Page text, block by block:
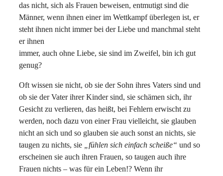
das nicht, sich als Frauen beweisen, entmutigt sind die
Männer, wenn ihnen einer im Wettkampf überlegen ist, er
steht ihnen nicht immer bei der Liebe und manchmal steht
er ihnen
immer, auch ohne Liebe, sie sind im Zweifel, bin ich gut
genug?
Oft wissen sie nicht, ob sie der Sohn ihres Vaters sind und
ob sie der Vater ihrer Kinder sind, sie schämen sich, ihr
Gesicht zu verlieren, das heißt, bei Fehlern erwischt zu
werden, noch dazu von einer Frau vielleicht, sie glauben
nicht an sich und so glauben sie auch sonst an nichts, sie
taugen zu nichts, sie
„fühlen sich einfach scheiße“ und so
erscheinen sie auch ihren Frauen, so taugen auch ihre
Frauen nichts – was für ein Leben!? Wenn ihr